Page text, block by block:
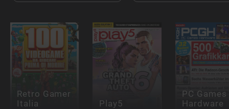
Retro Gamer
Italia Play5
PC Games
Hardware